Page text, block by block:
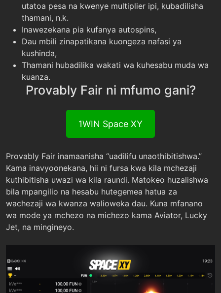
utatoa pesa na kwenye multiplier ipi, kubadilisha
thamani, n.k.
Inawezekana pia kufanya autospins,
Dau mbili zinapatikana kuongeza nafasi ya
kushinda,
Thamani hubadilika wakati wa kuhesabu muda wa
kuanza.
Provably Fair ni mfumo gani?
1WIN Space XY
Provably Fair inamaanisha “uadilifu unaothibitishwa.”
Kama inavyoonekana, hii ni fursa kwa kila mchezaji
kuthibitisha uwazi wa kila raundi. Matokeo huzalishwa
bila mpangilio na hesabu hutegemea hatua za
wachezaji wa kwanza walioweka dau. Kuna mfanano
wa mode ya mchezo na michezo kama Aviator, Lucky
Jet, na mingineyo.